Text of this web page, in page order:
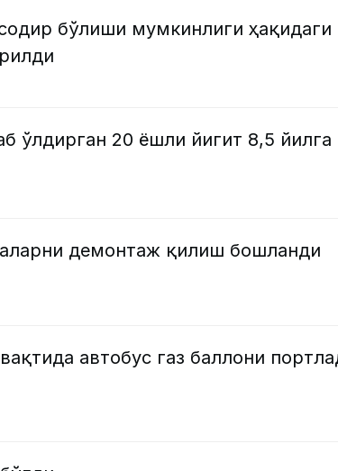
бўлиши мумкинлиги ҳақидаги
ўлдирган 20 ёшли йигит 8,5 йилга
демонтаж қилиш бошланди
автобус газ баллони